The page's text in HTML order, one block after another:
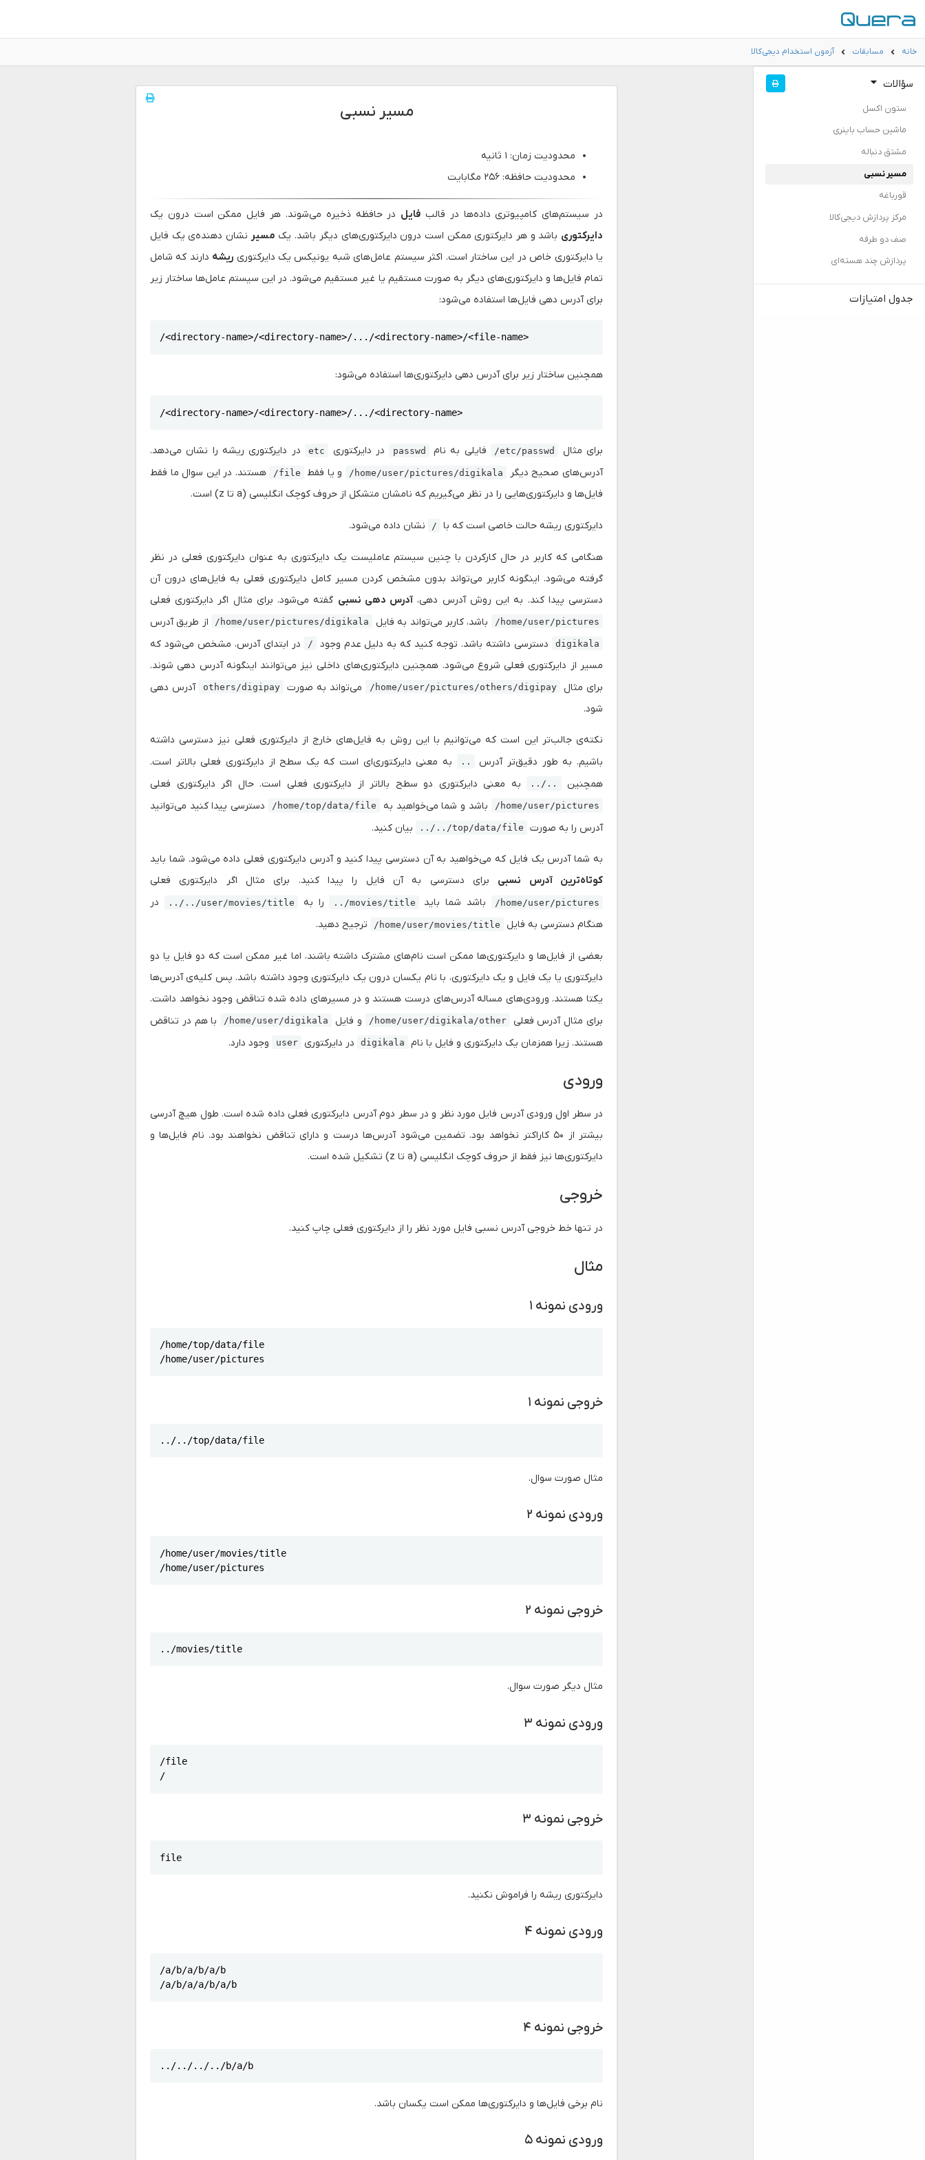
خانه مسابقات آزمون استخدام دیجی‌کالا
سؤالات
ستون اکسل
ماشین حساب باینری
مشتق دنباله
مسیر نسبی
قورباغه
مرکز پردازش دیجی‌کالا
صف دو طرفه
پردازش چند هسته‌ای
جدول امتیازات
مسیر نسبی
محدودیت زمان: ۱ ثانیه
محدودیت حافظه: ۲۵۶ مگابایت
در سیستم‌های کامپیوتری داده‌ها در قالب فایل در حافظه ذخیره می‌شوند. هر فایل ممکن است درون یک
دایرکتوری باشد و هر دایرکتوری ممکن است درون دایرکتوری‌های دیگر باشد. یک مسیر نشان دهنده‌ی یک فایل
یا دایرکتوری خاص در این ساختار است. اکثر سیستم عامل‌های شبه یونیکس یک دایرکتوری ریشه دارند که شامل
تمام فایل‌ها و دایرکتوری‌های دیگر به صورت مستقیم یا غیر مستقیم می‌شود. در این سیستم عامل‌ها ساختار زیر
برای آدرس دهی فایل‌ها استفاده می‌شود:
/<directory-name>/<directory-name>/.../<directory-name>/<file-name>
همچنین ساختار زیر برای آدرس دهی دایرکتوری‌ها استفاده می‌شود:
/<directory-name>/<directory-name>/.../<directory-name>
برای مثال /etc/passwd فایلی به نام passwd در دایرکتوری etc
در دایرکتوری ریشه را نشان می‌دهد.
آدرس‌های صحیح دیگر
/home/user/pictures/digikala و یا فقط /file
هستند. در این سوال ما فقط
فایل‌ها و دایرکتوری‌هایی را در نظر می‌گیریم که نامشان متشکل از حروف کوچک انگلیسی (a تا z) است.
دایرکتوری ریشه حالت خاصی است که با / نشان داده می‌شود.
هنگامی که کاربر در حال کارکردن با چنین سیستم عاملیست یک دایرکتوری به عنوان دایرکتوری فعلی در نظر
گرفته می‌شود. اینگونه کاربر می‌تواند بدون مشخص کردن مسیر کامل دایرکتوری فعلی به فایل‌های درون آن
دسترسی پیدا کند. به این روش آدرس دهی، آدرس دهی نسبی گفته می‌شود. برای مثال اگر دایرکتوری فعلی
/home/user/pictures باشد، کاربر می‌تواند به فایل /home/user/pictures/digikala از طریق آدرس
digikala دسترسی داشته باشد. توجه کنید که به دلیل عدم وجود /
در ابتدای آدرس، مشخص می‌شود که
مسیر از دایرکتوری فعلی شروع می‌شود. همچنین دایرکتوری‌های داخلی نیز می‌توانند اینگونه آدرس دهی شوند.
برای مثال
/home/user/pictures/others/digipay می‌تواند به صورت others/digipay
آدرس دهی
شود.
نکته‌ی جالب‌تر این است که می‌توانیم با این روش به فایل‌های خارج از دایرکتوری فعلی نیز دسترسی داشته
باشیم. به طور دقیق‌تر آدرس
..
به معنی دایرکتوری‌ای است که یک سطح از دایرکتوری فعلی بالاتر است.
همچنین
../.. به معنی دایرکتوری دو سطح بالاتر از دایرکتوری فعلی است. حال اگر دایرکتوری فعلی
/home/user/pictures باشد و شما می‌خواهید به /home/top/data/file
دسترسی پیدا کنید می‌توانید
آدرس را به صورت
../../top/data/file بیان کنید.
به شما آدرس یک فایل که می‌خواهید به آن دسترسی پیدا کنید و آدرس دایرکتوری فعلی داده می‌شود. شما باید
کوتاه‌ترین آدرس نسبی برای دسترسی به آن فایل را پیدا کنید. برای مثال اگر دایرکتوری فعلی
/home/user/pictures باشد شما باید ../movies/title را به ../../user/movies/title
در
هنگام دسترسی به فایل
/home/user/movies/title‍ ترجیح دهید.
بعضی از فایل‌ها و دایرکتوری‌ها ممکن است نام‌های مشترک داشته باشند، اما غیر ممکن است که دو فایل یا دو
دایرکتوری یا یک فایل و یک دایرکتوری، با نام یکسان درون یک دایرکتوری وجود داشته باشد. پس کلیه‌ی آدرس‌ها
یکتا هستند. ورودی‌های مساله آدرس‌های درست هستند و در مسیرهای داده شده تناقض وجود نخواهد داشت.
برای مثال آدرس فعلی
/home/user/digikala/other و فایل /home/user/digikala
با هم در تناقض
هستند. زیرا همزمان یک دایرکتوری و فایل با نام
digikala در دایرکتوری user وجود دارد.
ورودی
در سطر اول ورودی آدرس فایل مورد نظر و در سطر دوم آدرس دایرکتوری فعلی داده شده است. طول هیچ آدرسی
بیشتر از ۵۰ کاراکتر نخواهد بود. تضمین می‌شود آدرس‌ها درست و دارای تناقض نخواهند بود. نام فایل‌ها و
دایرکتوری‌ها نیز فقط از حروف کوچک انگلیسی (a تا z) تشکیل شده است.
خروجی
در تنها خط خروجی آدرس نسبی فایل مورد نظر را از دایرکتوری فعلی چاپ کنید.
مثال
ورودی نمونه ۱
/home/top/data/file
/home/user/pictures
خروجی نمونه ۱
../../top/data/file
مثال صورت سوال.
ورودی نمونه ۲
/home/user/movies/title
/home/user/pictures
خروجی نمونه ۲
../movies/title
مثال دیگر صورت سوال.
ورودی نمونه ۳
/file
/
خروجی نمونه ۳
file
دایرکتوری ریشه را فراموش نکنید.
ورودی نمونه ۴
/a/b/a/b/a/b
/a/b/a/a/b/a/b
خروجی نمونه ۴
../../../../b/a/b
نام برخی فایل‌ها و دایرکتوری‌ها ممکن است یکسان باشد.
ورودی نمونه ۵